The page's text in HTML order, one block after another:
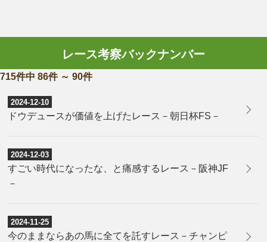
レース考察バックナンバー
715件中 86件 ～ 90件
2024-12-10
ドウデュースが価値を上げたレース－朝日杯FS－
2024-12-03
すごい時代になったな、と痛感するレース－阪神JF
－
2024-11-25
今のままならあの馬に全てを託すレース－チャンピ